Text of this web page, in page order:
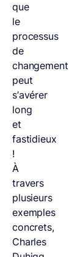
que
le
processus
de
changement
peut
s’avérer
long
et
fastidieux
!
À
travers
plusieurs
exemples
concrets,
Charles